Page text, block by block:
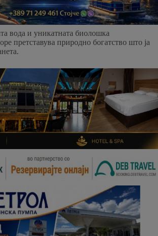
вода и уникатната биолошка
претставува природно богатство што ја